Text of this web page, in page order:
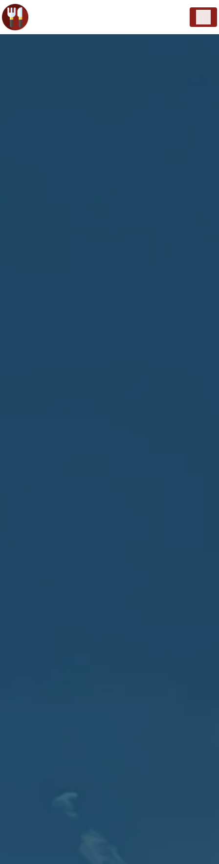
Panneau de gestion des cookies